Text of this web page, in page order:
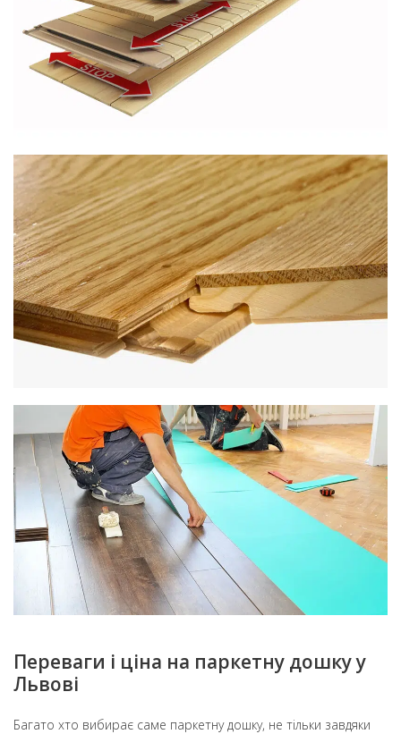
Переваги і ціна на паркетну дошку у
Львові
Багато хто вибирає саме паркетну дошку, не тільки завдяки